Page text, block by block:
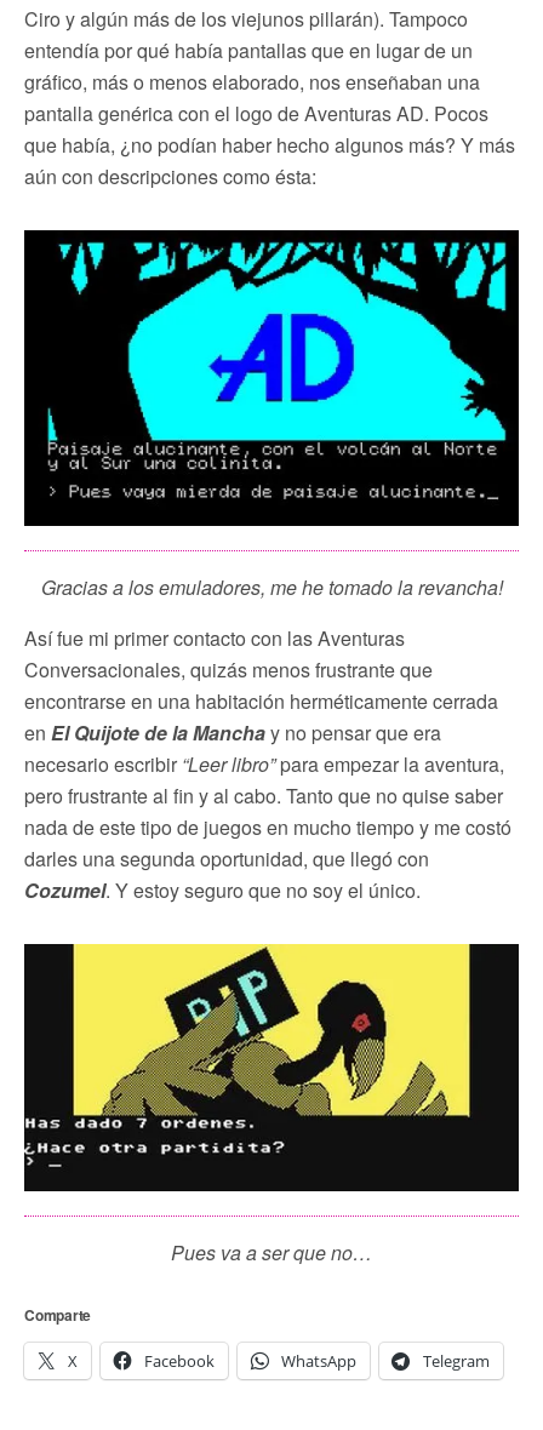
Ciro y algún más de los viejunos pillarán). Tampoco
entendía por qué había pantallas que en lugar de un
gráfico, más o menos elaborado, nos enseñaban una
pantalla genérica con el logo de Aventuras AD. Pocos
que había, ¿no podían haber hecho algunos más? Y más
aún con descripciones como ésta:
Gracias a los emuladores, me he tomado la revancha!
Así fue mi primer contacto con las Aventuras
Conversacionales, quizás menos frustrante que
encontrarse en una habitación herméticamente cerrada
en El Quijote de la Manchay no pensar que era
necesario escribir “Leer libro”para empezar la aventura,
pero frustrante al fin y al cabo. Tanto que no quise saber
nada de este tipo de juegos en mucho tiempo y me costó
darles una segunda oportunidad, que llegó con
Cozumel. Y estoy seguro que no soy el único.
Pues va a ser que no…
Comparte
X Facebook WhatsApp Telegram